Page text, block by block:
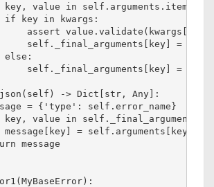
key, value in self.arguments.items():
if key in kwargs:
assert
self._final_arguments[key] =
else:
self._final_arguments[key] =
-> Dict[str, Any]:
= {'type': self.error_name}
key, value in
message[key] =
message